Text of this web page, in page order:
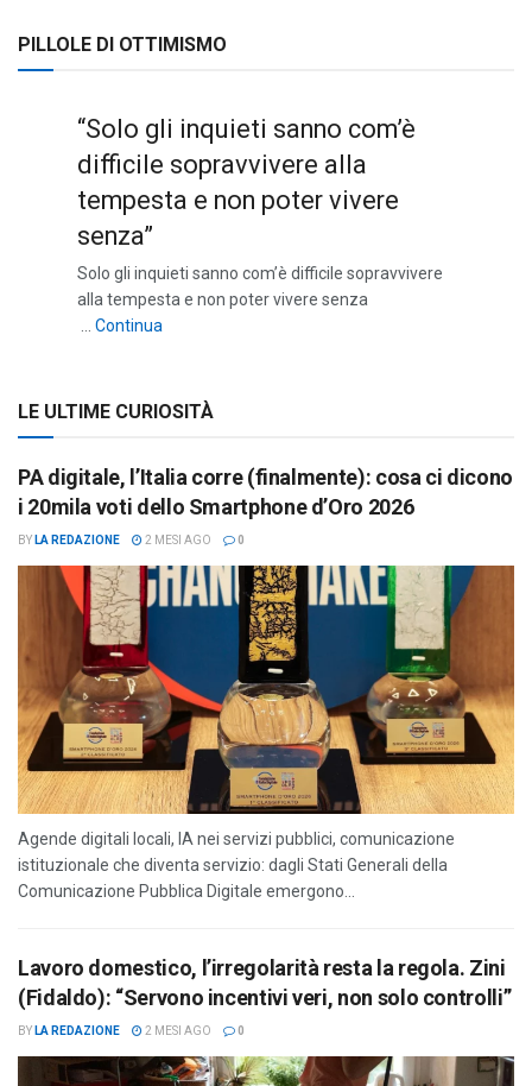
PILLOLE DI OTTIMISMO
“Solo gli inquieti sanno com’è
difficile sopravvivere alla
tempesta e non poter vivere
senza”
Solo gli inquieti sanno com’è difficile sopravvivere
alla tempesta e non poter vivere senza
… Continua
LE ULTIME CURIOSITÀ
PA digitale, l’Italia corre (finalmente): cosa ci dicono
i 20mila voti dello Smartphone d’Oro 2026
BY LA REDAZIONE 2 MESI AGO 0
Agende digitali locali, IA nei servizi pubblici, comunicazione
istituzionale che diventa servizio: dagli Stati Generali della
Comunicazione Pubblica Digitale emergono...
Lavoro domestico, l’irregolarità resta la regola. Zini
(Fidaldo): “Servono incentivi veri, non solo controlli”
BY LA REDAZIONE 2 MESI AGO 0